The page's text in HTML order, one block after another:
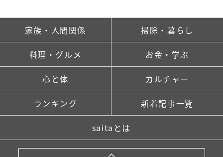
家族・人間関係 掃除・暮らし
料理・グルメ お金・学ぶ
心と体 カルチャー
ランキング 新着記事一覧
saitaとは